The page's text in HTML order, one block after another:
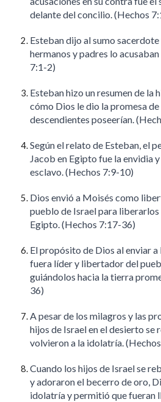
delante del concilio. (Hechos
Esteban dijo al sumo
hermanos y padres lo
7:1-2)
Esteban hizo un resumen de la
cómo Dios le dio la promesa
descendientes poseerían.
Según el relato de Esteban, el
Jacob en Egipto fue la envidia
esclavo. (Hechos 7:9-10)
Dios envió a Moisés como
pueblo de Israel para
Egipto. (Hechos 7:17-36)
El propósito de Dios al enviar
fuera líder y libertador del
guiándolos hacia la tierra
36)
A pesar de los milagros y las
hijos de Israel en el desierto se
volvieron a la idolatría.
Cuando los hijos de Israel se
y adoraron el becerro de oro,
idolatría y permitió que fueran